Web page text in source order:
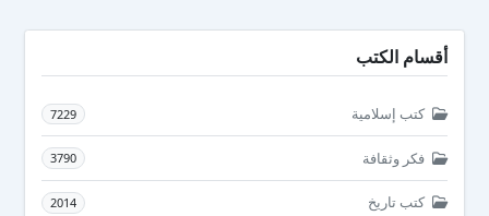
أقسام الكتب
كتب إسلامية 7229
فكر وثقافة 3790
كتب تاريخ 2014